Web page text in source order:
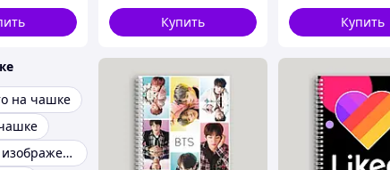
Купить Купить
на чашке
Нанесение изображения на кружки